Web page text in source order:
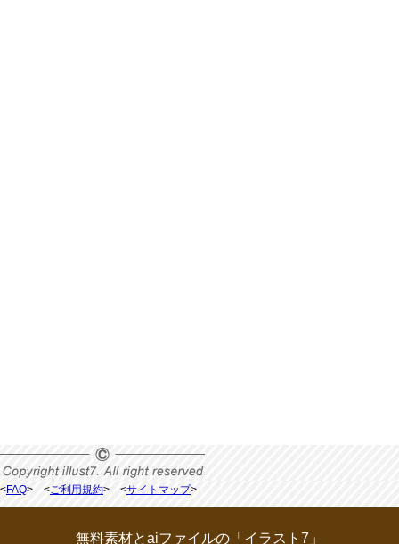
<FAQ> <ご利用規約> <サイトマップ>
無料素材とaiファイルの「イラスト7」